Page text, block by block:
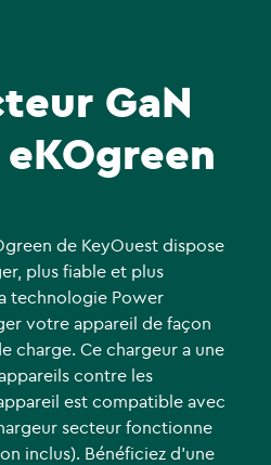
GaN
eKOgreen
de KeyOuest dispose
plus fiable et plus
technologie Power
votre appareil de façon
charge. Ce chargeur a une
contre les
est compatible avec
secteur fonctionne
inclus). Bénéficiez d’une